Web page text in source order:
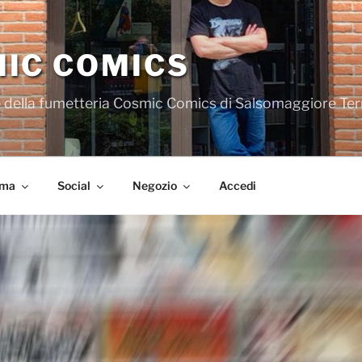
COMICS
fumetteria Cosmic Comics di Salsomaggiore
Social Negozio Accedi